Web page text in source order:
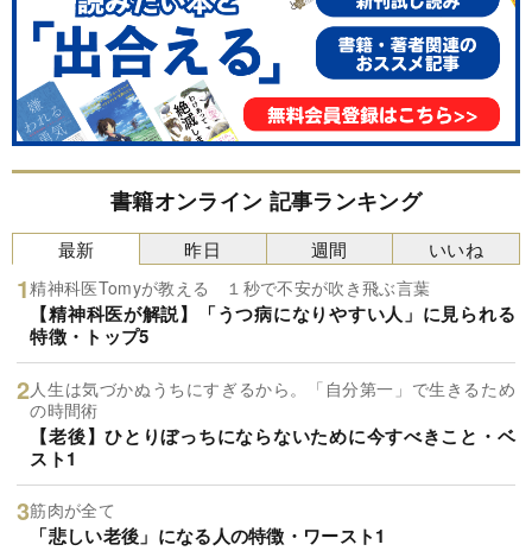
書籍オンライン 記事ランキング
最新
精神科医Tomyが教える １秒で不安が吹き飛ぶ言葉
【精神科医が解説】「うつ病になりやすい人」に見られる
特徴・トップ5
人生は気づかぬうちにすぎるから。「自分第一」で生きるため
の時間術
【老後】ひとりぼっちにならないために今すべきこと・ベ
スト1
筋肉が全て
「悲しい老後」になる人の特徴・ワースト1
昨日 週間 いいね